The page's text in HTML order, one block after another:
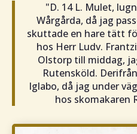
"D. 14 L. Mulet,
Wårgårda, då jag
skuttade en hare tätt
hos Herr Ludv.
Olstorp till middag,
Rutensköld.
Iglabo, då jag under
hos skomakaren